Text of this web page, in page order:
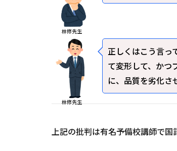
林修先生
林修先生
正しくはこう言っ
て変形して、かつ
に、品質を劣化さ
上記の批判は有名予備校講師で